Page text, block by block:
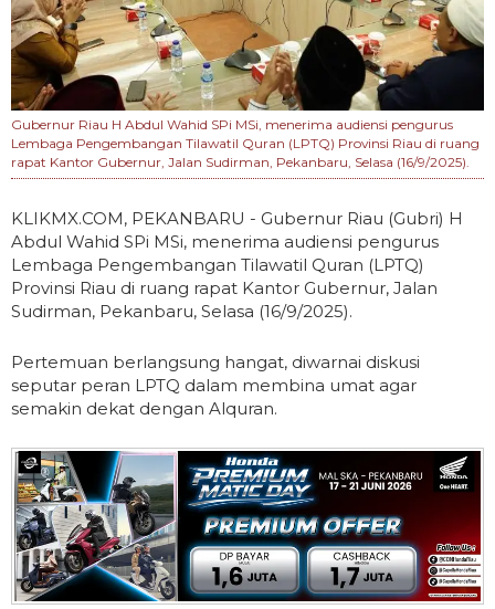
Gubernur Riau H Abdul Wahid SPi MSi, menerima audiensi pengurus
Lembaga Pengembangan Tilawatil Quran (LPTQ) Provinsi Riau di ruang
rapat Kantor Gubernur, Jalan Sudirman, Pekanbaru, Selasa (16/9/2025).
KLIKMX.COM, PEKANBARU - Gubernur Riau (Gubri) H
Abdul Wahid SPi MSi, menerima audiensi pengurus
Lembaga Pengembangan Tilawatil Quran (LPTQ)
Provinsi Riau di ruang rapat Kantor Gubernur, Jalan
Sudirman, Pekanbaru, Selasa (16/9/2025).
Pertemuan berlangsung hangat, diwarnai diskusi
seputar peran LPTQ dalam membina umat agar
semakin dekat dengan Alquran.